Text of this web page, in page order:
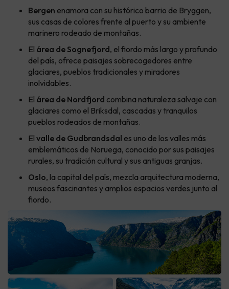
Bergen enamora con su histórico barrio de Bryggen,
sus casas de colores frente al puerto y su ambiente
marinero rodeado de montañas.
El área de Sognefjord, el fiordo más largo y profundo
del país, ofrece paisajes sobrecogedores entre
glaciares, pueblos tradicionales y miradores
inolvidables.
El área de Nordfjord combina naturaleza salvaje con
glaciares como el Briksdal, cascadas y tranquilos
pueblos rodeados de montañas.
El valle de Gudbrandsdal es uno de los valles más
emblemáticos de Noruega, conocido por sus paisajes
rurales, su tradición cultural y sus antiguas granjas.
Oslo, la capital del país, mezcla arquitectura moderna,
museos fascinantes y amplios espacios verdes junto al
fiordo.